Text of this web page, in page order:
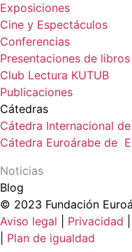
Exposiciones
Cine y Espectáculos
Conferencias
Presentaciones de libros
Club Lectura KUTUB
Publicaciones
Cátedras
Cátedra Internacional
Cátedra Euroárabe de
Noticias
Blog
© 2023 Fundación
Aviso legal
Privacidad
Plan de igualdad